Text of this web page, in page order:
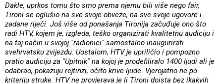
Dakle, uprkos tomu što smo prema njemu bili više nego fair,
Tironi se oglušio na sve svoje obveze, na sve svoje ugovore i
zadane riječi. Još više od ponašanja Tironija začuđuje ono što
radi HTV, kojem je, izgleda, teško organizirati kvalitetnu audiciju i
na taj način u svojoj "radionici" samostalno inaugurirati
svehrvatsku zvijezdu. Uostalom, HTV je upriličio i pompozno
pratio audiciju za "Upitnik" na kojoj je prodefiliralo 1400 ljudi ali je
odabrao, pokazuju rejtinzi, očito krive ljude. Vjerojatno ne po
kriteriju struke. HTV ne provjerava je li Tironi doista bez ikakvih